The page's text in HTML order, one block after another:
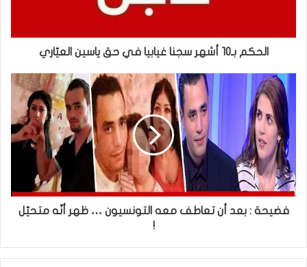
الحكم بـ10 أشهر سجنا غيابيا في حق ياسين العيّاري
فضيحة : بعد أن تعاطف معه التونسيون … ظهر أنّه متحيّل
!